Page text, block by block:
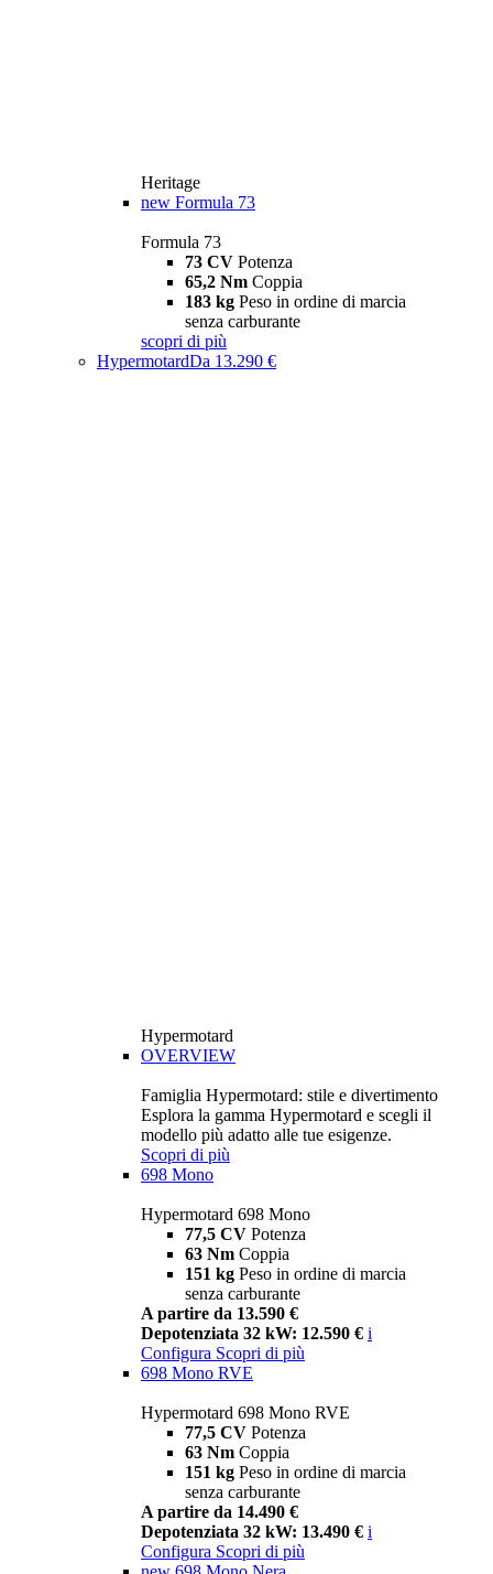
Heritage
new Formula 73
Formula 73
73 CV Potenza
65,2 Nm Coppia
183 kg Peso in ordine di marcia
senza carburante
scopri di più
HypermotardDa 13.290 €
Hypermotard
OVERVIEW
Famiglia Hypermotard: stile e divertimento
Esplora la gamma Hypermotard e scegli il
modello più adatto alle tue esigenze.
Scopri di più
698 Mono
Hypermotard 698 Mono
77,5 CV Potenza
63 Nm Coppia
151 kg Peso in ordine di marcia
senza carburante
A partire da 13.590 €
Depotenziata 32 kW: 12.590 € i
Configura Scopri di più
698 Mono RVE
Hypermotard 698 Mono RVE
77,5 CV Potenza
63 Nm Coppia
151 kg Peso in ordine di marcia
senza carburante
A partire da 14.490 €
Depotenziata 32 kW: 13.490 € i
Configura Scopri di più